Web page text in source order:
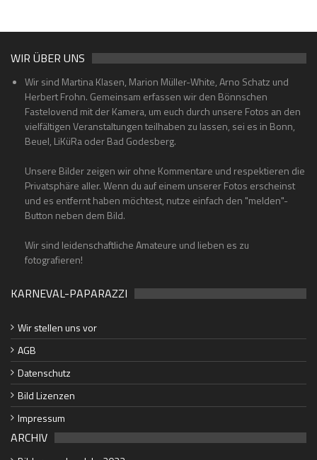
WIR ÜBER UNS
Wir sind Martina Klasen, Marion Müller-White, Arno Schatz und
Herbert Frohn. Gemeinsam erfassen wir den Bönnschen
Fastelovend mit der Kamera, um euch durch unsere Fotos an den
vielfältigen Veranstaltungen teilhaben zu lassen, sei es in Bonn,
Beuel, LiKüRa oder Bad Godesberg.
Unsere Bilder zeigen wir ohne Kommentare und respektieren die
Privatsphäre aller. Wenn du auf einem unserer Fotos erscheinst
und es entfernt haben möchtest, nutze einfach den "melden"-
Button neben dem Bild.
Wir sind leidenschaftliche Amateure und lieben es zu
fotografieren!
KARNEVAL-PAPARAZZI
Wir stellen uns vor
AGB
Datenschutz
Bild Lizenzen
Impressum
ARCHIV